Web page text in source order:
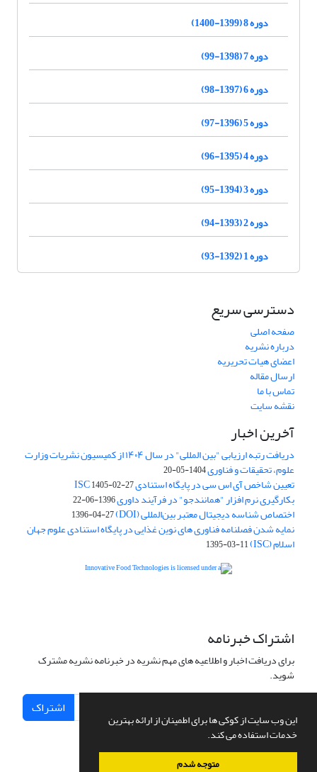
این وب سایت از کوکی ها برای اطمینان از ارائه بهترین
خدمات استفاده می کند.
متوجه شدم
دوره 8 (1399-1400)
دوره 7 (1398-99)
دوره 6 (1397-98)
دوره 5 (1396-97)
دوره 4 (1395-96)
دوره 3 (1394-95)
دوره 2 (1393-94)
دوره 1 (1392-93)
دسترسی سریع
صفحه اصلی
درباره نشریه
اعضای هیات تحریریه
ارسال مقاله
تماس با ما
نقشه سایت
آخرین اخبار
دریافت رتبه ارزیابی "بین المللی" در سال ۱۴۰۴ از کمیسیون نشریات وزارت
علوم، تحقیقات و فناوری1404-05-20
تعیین شاخص آی اس سی در پایگاه استنادی ISC1405-02-27
بکارگیری نرم افزار "همانندجو" در فرآیند داوری1396-06-22
اختصاص شناسه دیجیتال معتبر بین‌المللی (DOI) 1396-04-27
نمایه شدن فصلنامه فناوری های نوین غذایی در پایگاه استنادی علوم جهان
اسلام (ISC) 1395-03-11
اشتراک خبرنامه
برای دریافت اخبار و اطلاعیه های مهم نشریه در خبرنامه نشریه مشترک
شوید.
اشتراک